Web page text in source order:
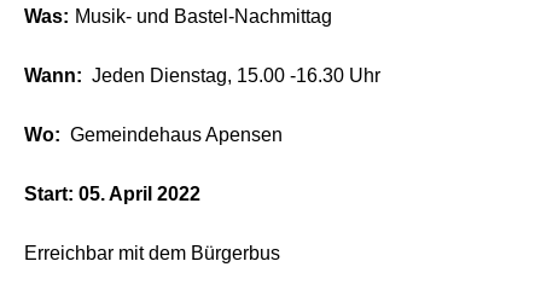
Was: Musik- und Bastel-Nachmittag
Wann: Jeden Dienstag, 15.00 -16.30 Uhr
Wo: Gemeindehaus Apensen
Start: 05. April 2022
Erreichbar mit dem Bürgerbus